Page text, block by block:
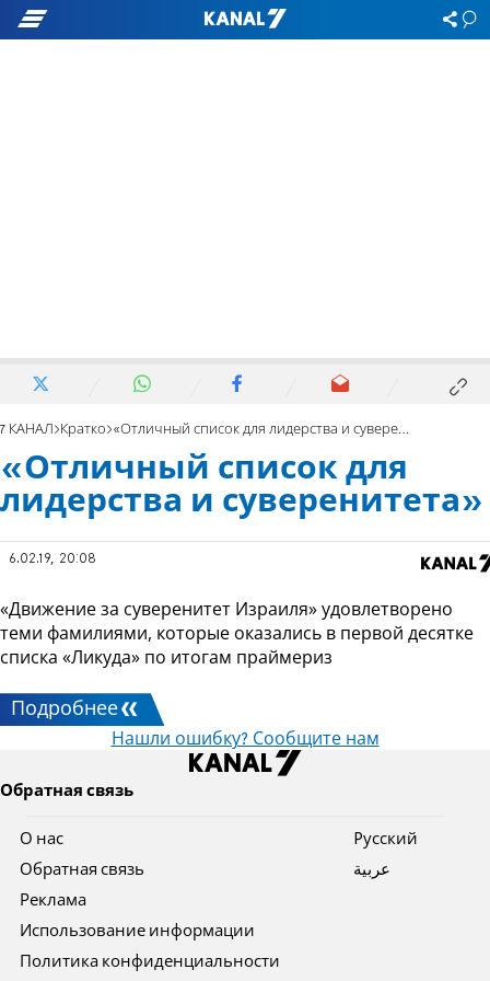
7 КАНАЛ Кратко «Отличный список для лидерства и суверенитета»
«Отличный список для
лидерства и суверенитета»
6.02.19, 20:08
«Движение за суверенитет Израиля» удовлетворено
теми фамилиями, которые оказались в первой десятке
списка «Ликуда» по итогам праймериз
Подробнее
Нашли ошибку? Сообщите нам
Обратная связь
О нас
Обратная связь
Реклама
Использование информации
Политика конфиденциальности
Pусский
عربية